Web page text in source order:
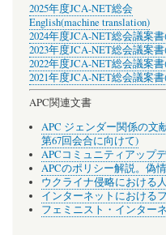
2025年度JCA-NET総会
English(machine translation)
2024年度JCA-NET総会議案
2023年度JCA-NET総会議案
2022年度JCA-NET総会議案
2021年度JCA-NET総会議案
APC関連文書
APC ジェンダー関係の文
第67回会合に向けて)
APCコミュニティアップ
APCのポリシー解説。偽
ウクライナ侵略における
インターネットにおける
フェミニスト・インター